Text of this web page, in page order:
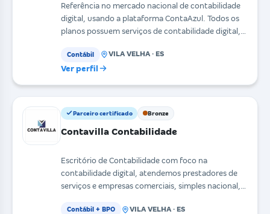
Referência no mercado nacional de contabilidade
digital, usando a plataforma ContaAzul. Todos os
planos possuem serviços de contabilidade digital,
Contábil VILA VELHA · ES
Ver perfil
Parceiro certificado Bronze
Contavilla Contabilidade
Escritório de Contabilidade com foco na
contabilidade digital, atendemos prestadores de
serviços e empresas comerciais, simples nacional,
Contábil + BPO VILA VELHA · ES